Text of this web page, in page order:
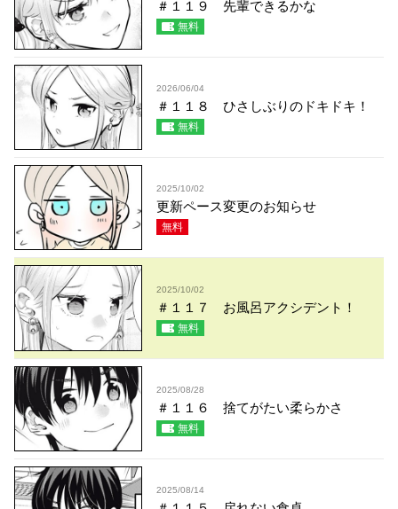
＃１１９ 先輩できるかな
無料
2026/06/04
＃１１８ ひさしぶりのドキドキ！
無料
2025/10/02
更新ペース変更のお知らせ
無料
2025/10/02
＃１１７ お風呂アクシデント！
無料
2025/08/28
＃１１６ 捨てがたい柔らかさ
無料
2025/08/14